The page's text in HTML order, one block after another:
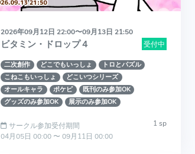
2026年09月12日 22:00〜09月13日 21:50
受付中
ビタミン・ドロップ４
二次創作 どこでもいっしょ
トロとパズル
こねこもいっしょ
どこいつシリーズ
オールキャラ
ポケピ
既刊のみ参加OK
グッズのみ参加OK
展示のみ参加OK
1 sp
サークル参加受付期間
04月05日 00:00 〜 09月11日 00:00